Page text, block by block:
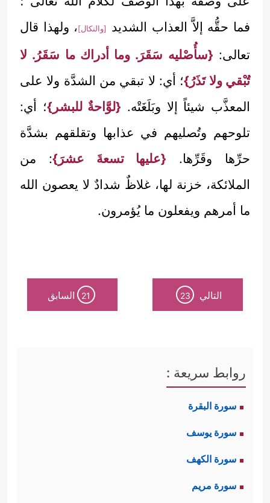
فما حقُّه إلاَّ العذاب الشديد
[والنكال]، ولهذا قال
تعالى: {سأُصْليه سَقَرَ. وما أدراك ما سَقَرُ. لا
تُبْقي ولا تَذَرُ}؛ أي: لا تبقي من الشدَّة ولا على
المعذَّب شيئاً إلا وبَلَغَتْه. {لوَّاحةٌ للبشر}؛ أي:
تلوحهم وتُصليهم في عذابها وتقلقهم بشدَّة
حرِّها وقَرِّها. {عليها تسعةَ عشرَ}: من
الملائكة، خزنة لها، غلاظٌ شدادٌ لا يعصون الله
ما أمرهم ويفعلون ما يُؤمرون.
التالي 23
21 السابق
روابط سريعة :
سورة البقرة
سورة يوسف
سورة الكهف
سورة مريم